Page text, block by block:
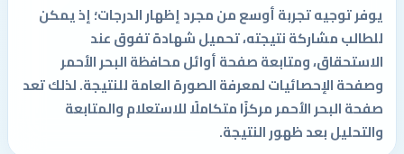
يوفر توجيه تجربة أوسع من مجرد إظهار الدرجات؛ إذ يمكن
للطالب مشاركة نتيجته، تحميل شهادة تفوق عند
الاستحقاق، ومتابعة صفحة أوائل محافظة البحر الأحمر
وصفحة الإحصائيات لمعرفة الصورة العامة للنتيجة. لذلك تعد
صفحة البحر الأحمر مركزًا متكاملًا للاستعلام والمتابعة
والتحليل بعد ظهور النتيجة.